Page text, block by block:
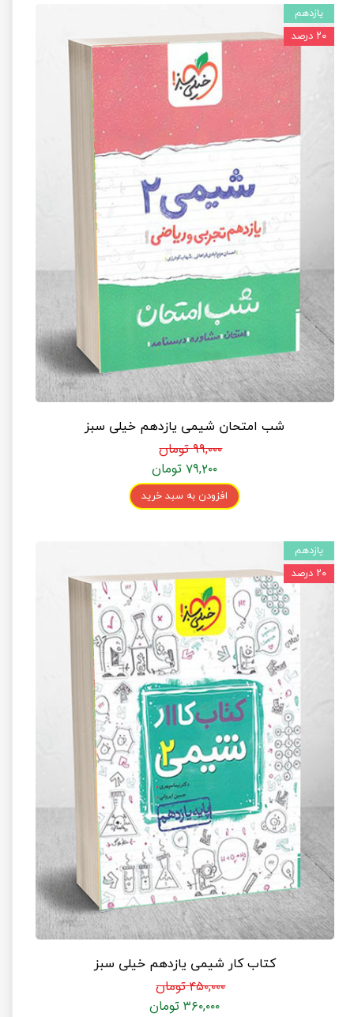
شب امتحان شیمی یازدهم خیلی سبز
۹۹,۰۰۰ تومان
۷۹,۲۰۰ تومان
افزودن به سبد خرید
یازدهم
۲۰ درصد
کتاب کار شیمی یازدهم خیلی سبز
۴۵۰,۰۰۰ تومان
۳۶۰,۰۰۰ تومان
یازدهم
۲۰ درصد